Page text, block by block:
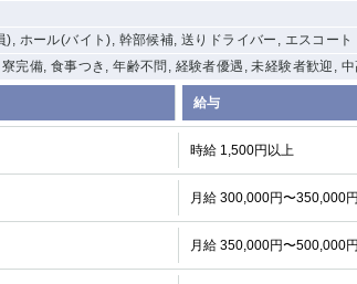
), ホール(バイト), 幹部候補, 送りドライバー, エスコート
寮完備, 食事つき, 年齢不問, 経験者優遇, 未経験者歓迎,
給与
時給 1,500円以上
月給 300,000円〜350,000
月給 350,000円〜500,000
湯島 久米川
市川
横浜 川崎
溝の口
武蔵小杉
横浜・桜木町
関内・馬車道・
日ノ出町
武蔵新城
たまプラーザ